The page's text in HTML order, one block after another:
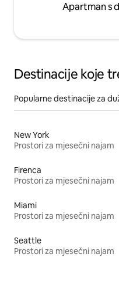
Apartman s
Destinacije koje
Popularne destinacije za
New York
Prostori za mjesečni najam
Firenca
Prostori za mjesečni najam
Miami
Prostori za mjesečni najam
Seattle
Prostori za mjesečni najam